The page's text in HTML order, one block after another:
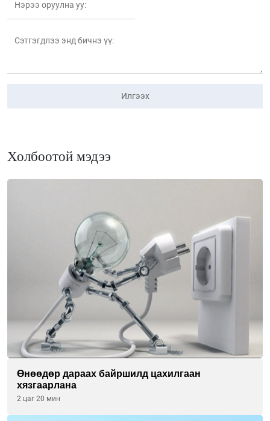
Илгээх
Холбоотой мэдээ
Өнөөдөр дараах байршилд цахилгаан
хязгаарлана
2 цаг 20 мин